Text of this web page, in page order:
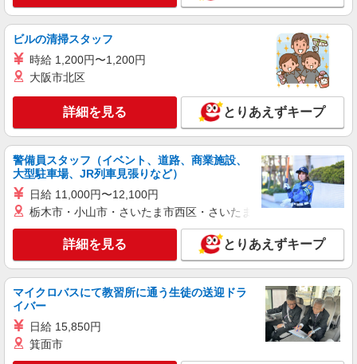
時給1,282円〜1,409円 ※経験・能力・資格等
による ※一律処遇改善加算含む 〇時間外勤務手当
〇土日祝勤務手当 〇無事故無違反表彰金 〇年末年
始勤務手当
パナソニック エイジフリーケアセンター東住
吉 大阪府大阪市東住吉区今川3-12-6
キープ 詳細を見る
派遣社員
株式会社ブレイブ（マイナビグループ）/MDM27
介護スタッフ ◆デイサービス、サービス付き
高齢者向け住宅、グループホームなど様々な勤
務先から選べます。
未経験：時給1500〜1700円（資格・経験によ
る） 経験者：時給1700〜1900円（資格・経験によ
る） ◎月収例 時給1900円×1日8時間×22日（週5
日）＝33万4400円 ◆昇給あり ◆支払い方法 ※日
払い/週払い/月払い対応も可能です。詳しくは面談
当社規定あり
大阪府大阪市東住吉区 【最寄駅】 ◆近鉄南大
阪線「今川駅」 ◆近鉄南大阪線「北田辺駅」 ◆大
阪メトロ谷町線「駒川中野駅」 ★その他、近隣に
多数勤務地あります！
キープ 詳細を見る
派遣社員
株式会社kotrio /●OS-H2-2067965
ビルの清掃スタッフ
時給 1,200円〜1,200円
大阪市北区
詳細を見る とりあえずキープ
警備員スタッフ（イベント、道路、商業施設、
大型駐車場、JR列車見張りなど）
日給 11,000円〜12,100円
栃木市・小山市・さいたま市西区・さいたま市岩槻区・久喜市・
詳細を見る とりあえずキープ
マイクロバスにて教習所に通う生徒の送迎ドラ
イバー
日給 15,850円
箕面市